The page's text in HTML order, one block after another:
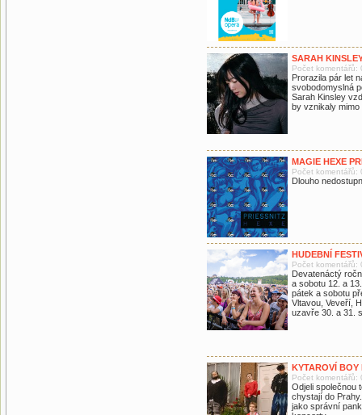
SARAH
Počet komentářů:
Prorazila pár let
svobodomyslná
Sarah Kinsley
by vznikaly
MAGIE HEXE
Počet komentářů:
Dlouho
HUDEBNÍ
Počet komentářů:
Devatenáctý
a sobotu 12. a
pátek a sobotu
Vltavou, Veveří,
uzavře 30. a 31.
KYTAROVÍ BOY
Počet komentářů:
Odjeli společnou
chystají do
jako správní